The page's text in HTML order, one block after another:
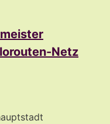
Netz